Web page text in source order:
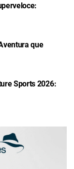
que
Sports 2026: